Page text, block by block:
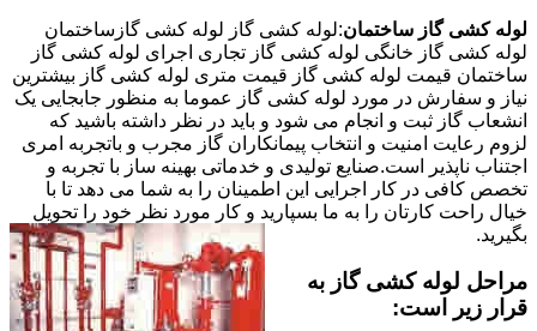
لوله کشی گاز ساختمان:لوله کشی گاز لوله کشی گازساختمان
لوله کشی گاز خانگی لوله کشی گاز تجاری اجرای لوله کشی گاز
ساختمان قیمت لوله کشی گاز قیمت متری لوله کشی گاز بیشترین
نیاز و سفارش در مورد لوله کشی گاز عموما به منظور جابجایی یک
انشعاب گاز ثبت و انجام می شود و باید در نظر داشته باشید که
لزوم رعایت امنیت و انتخاب پیمانکاران گاز مجرب و باتجربه امری
اجتناب ناپذیر است.صنایع تولیدی و خدماتی بهینه ساز با تجربه و
تخصص کافی در کار اجرایی این اطمینان را به شما می دهد تا با
خیال راحت کارتان را به ما بسپارید و کار مورد نظر خود را تحویل
بگیرید.
مراحل لوله کشی گاز به
قرار زیر است: